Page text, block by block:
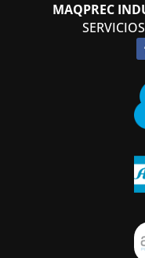
MAQPREC